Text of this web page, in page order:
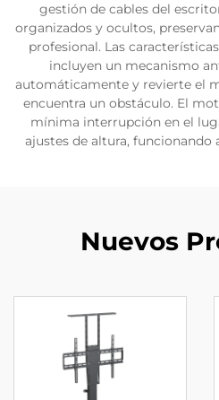
gestión de cables del
organizados y ocultos,
profesional. Las
incluyen un mecanismo
automáticamente y revierte el
encuentra un obstáculo. El
mínima interrupción en el
ajustes de altura, funcionando
Nuevos